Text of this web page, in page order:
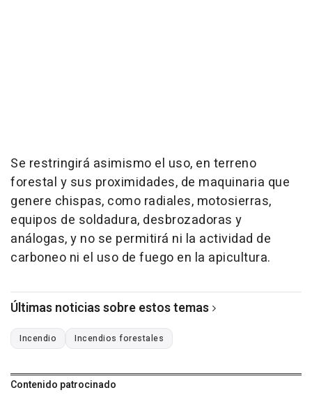
Se restringirá asimismo el uso, en terreno
forestal y sus proximidades, de maquinaria que
genere chispas, como radiales, motosierras,
equipos de soldadura, desbrozadoras y
análogas, y no se permitirá ni la actividad de
carboneo ni el uso de fuego en la apicultura.
Últimas noticias sobre estos temas
Incendio Incendios forestales
Contenido patrocinado